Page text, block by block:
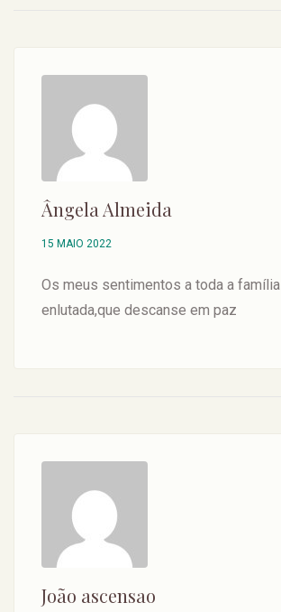
Ângela Almeida
15 MAIO 2022
Os meus sentimentos a toda a família
enlutada,que descanse em paz
João ascensao